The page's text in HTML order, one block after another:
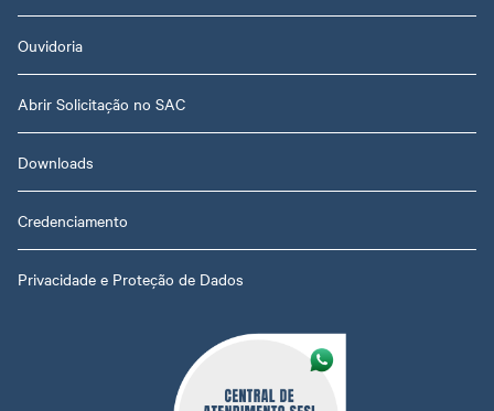
Ouvidoria
Abrir Solicitação no SAC
Downloads
Credenciamento
Privacidade e Proteção de Dados